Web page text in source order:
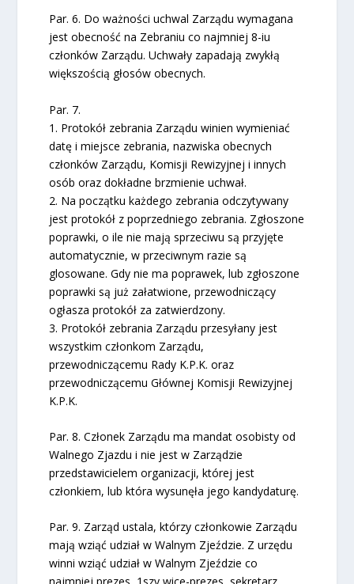
Par. 6. Do ważności uchwal Zarządu wymagana
jest obecność na Zebraniu co najmniej 8-iu
członków Zarządu. Uchwały zapadają zwykłą
większością głosów obecnych.
Par. 7.
1. Protokół zebrania Zarządu winien wymieniać
datę i miejsce zebrania, nazwiska obecnych
członków Zarządu, Komisji Rewizyjnej i innych
osób oraz dokładne brzmienie uchwał.
2. Na początku każdego zebrania odczytywany
jest protokół z poprzedniego zebrania. Zgłoszone
poprawki, o ile nie mają sprzeciwu są przyjęte
automatycznie, w przeciwnym razie są
glosowane. Gdy nie ma poprawek, lub zgłoszone
poprawki są już załatwione, przewodniczący
ogłasza protokół za zatwierdzony.
3. Protokół zebrania Zarządu przesyłany jest
wszystkim członkom Zarządu,
przewodniczącemu Rady K.P.K. oraz
przewodniczącemu Głównej Komisji Rewizyjnej
K.P.K.
Par. 8. Członek Zarządu ma mandat osobisty od
Walnego Zjazdu i nie jest w Zarządzie
przedstawicielem organizacji, której jest
członkiem, lub która wysunęła jego kandydaturę.
Par. 9. Zarząd ustala, którzy członkowie Zarządu
mają wziąć udział w Walnym Zjeździe. Z urzędu
winni wziąć udział w Walnym Zjeździe co